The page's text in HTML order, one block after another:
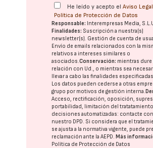
He leído y acepto elAviso Legal
Política de Protección de Datos
Responsable: Interempresas Media,
Finalidades: Suscripción a nuestra(s)
newsletter(s). Gestión de cuenta de
Envío de emails relacionados con la
relativos a intereses similares o
asociados.Conservación: mientras dure
relación con Ud., o mientras sea
llevar a cabo las finalidades
Los datos pueden cederse a otras
grupo por motivos de gestión interna.
Acceso, rectificación, oposición,
portabilidad, limitación del
decisiones automatizadas: contacte con
nuestro DPD. Si considera que el
se ajusta a la normativa vigente, puede
reclamación ante laAEPD.Más
Política de Protección de Datos